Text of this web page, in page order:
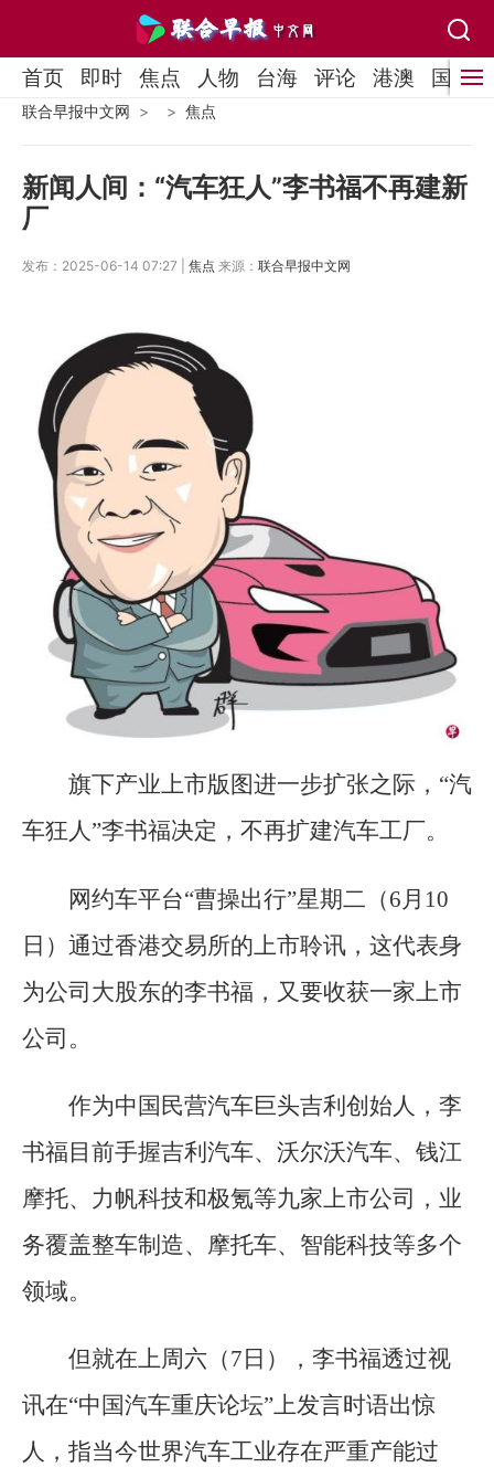
首页 即时 焦点 人物 台海 评论 港澳 国际
联合早报中文网 焦点
新闻人间：“汽车狂人”李书福不再建新
厂
发布：2025-06-14 07:27 | 焦点 来源： 联合早报中文网
旗下产业上市版图进一步扩张之际，“汽
车狂人”李书福决定，不再扩建汽车工厂。
网约车平台“曹操出行”星期二（6月10
日）通过香港交易所的上市聆讯，这代表身
为公司大股东的李书福，又要收获一家上市
公司。
作为中国民营汽车巨头吉利创始人，李
书福目前手握吉利汽车、沃尔沃汽车、钱江
摩托、力帆科技和极氪等九家上市公司，业
务覆盖整车制造、摩托车、智能科技等多个
领域。
但就在上周六（7日），李书福透过视
讯在“中国汽车重庆论坛”上发言时语出惊
人，指当今世界汽车工业存在严重产能过